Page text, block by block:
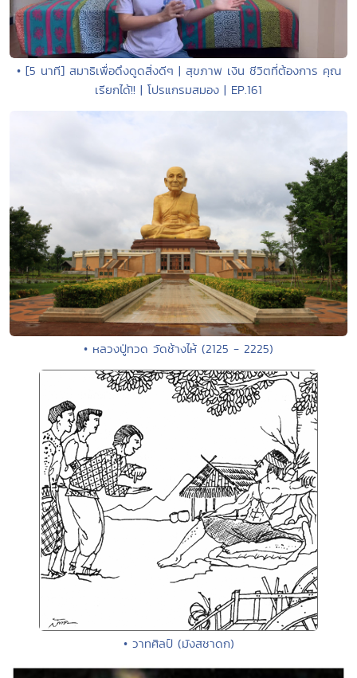
• [5 นาที] สมาธิเพื่อดึงดูดสิ่งดีๆ | สุขภาพ เงิน ชีวิตที่ต้องการ คุณ
เรียกได้!! | โปรแกรมสมอง | EP.161
• หลวงปู่ทวด วัดช้างไห้ (2125 - 2225)
• วาทศิลป์ (มังสชาดก)